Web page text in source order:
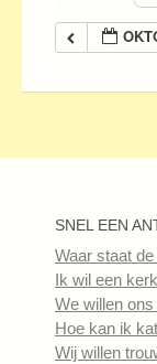
SNEL EEN
Waar staat
Ik wil een
We willen
Hoe kan ik
Wij willen